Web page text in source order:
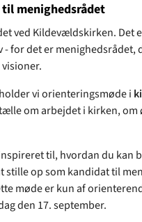
menighedsrådet
ved Kildevældskirken. Det
for det er
vi orienteringsmøde i
om arbejdet i kirken, om
til, hvordan du kan
stille op som kandidat til
møde er kun af
den 17. september.